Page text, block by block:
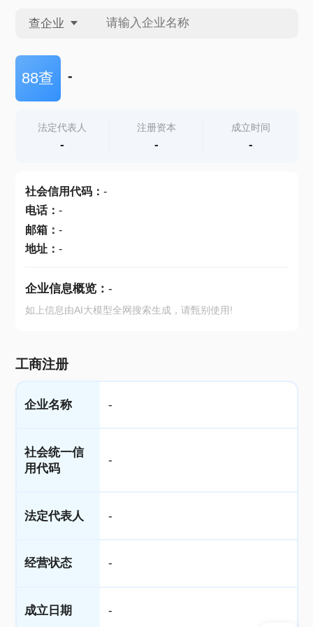
查企业
查企业
查产地
88查 -
法定代表人
-
注册资本
-
成立时间
-
社会信用代码： -
电话： -
邮箱： -
地址： -
企业信息概览： -
如上信息由AI大模型全网搜索生成，请甄别使用!
工商注册
企业名称 -
社会统一信
用代码
-
法定代表人 -
经营状态 -
成立日期 -